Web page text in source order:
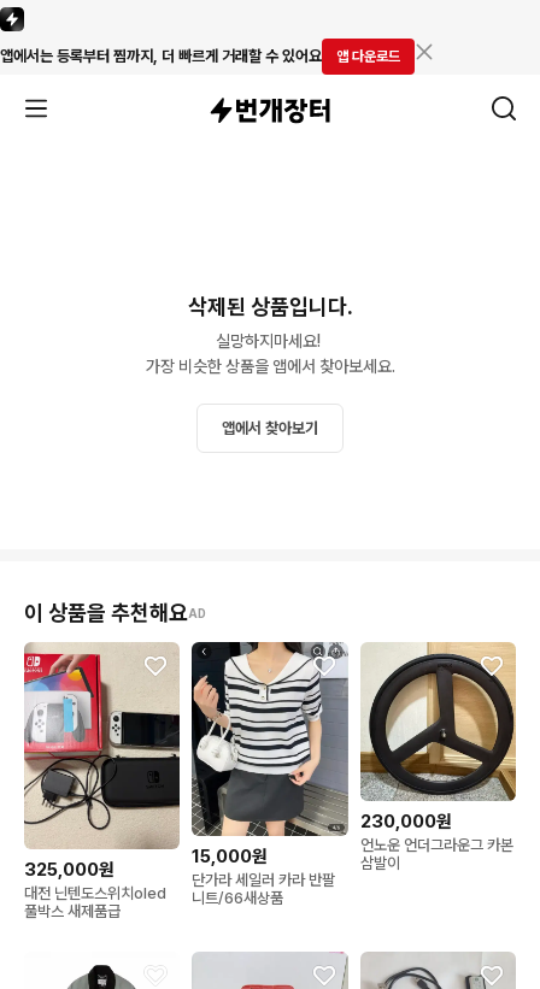
앱에서는 등록부터 찜까지, 더 빠르게 거래할 수 있어요 앱 다운로드
삭제된 상품입니다.
실망하지마세요!
가장 비슷한 상품을 앱에서 찾아보세요.
앱에서 찾아보기
이 상품을 추천해요AD
325,000원
대전 닌텐도스위치oled
풀박스 새제품급
15,000원
단가라 세일러 카라 반팔
니트/66새상품
230,000원
언노운 언더그라운그 카본
삼발이